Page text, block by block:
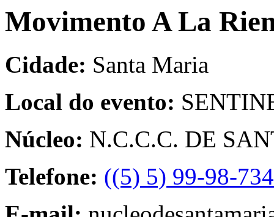
Movimento A La
Cidade: Santa Maria
Local do evento:
Núcleo: N.C.C.C. DE
Telefone: ((5) 5) 99-98-